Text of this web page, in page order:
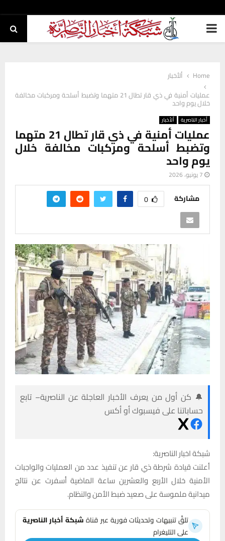
PRIMARY
Home
ألأخبار
عمليات أمنية في ذي قار تطال 21 متهما وتضبط أسلحة ومركبات مخالفة
خلال يوم واحد
أخبار الناصرية ألأخبار
عمليات أمنية في ذي قار تطال 21 متهما
وتضبط أسلحة ومركبات مخالفة خلال
يوم واحد
7 يونيو، 2026
مشاركة 0
🔔 كن أول من يعرف الأخبار العاجلة عن الناصرية– تابع
حساباتنا على فيسبوك أو أكس
شبكة اخبار الناصرية:
أعلنت قيادة شرطة ذي قار عن تنفيذ عدد من العمليات والواجبات
الأمنية خلال الأربع والعشرين ساعة الماضية أسفرت عن نتائج
ميدانية ملموسة على صعيد ضبط الأمن والنظام.
تلقَّ تنبيهات وتحديثات فورية عبر قناةشبكة أخبار الناصرية
على التليغرام